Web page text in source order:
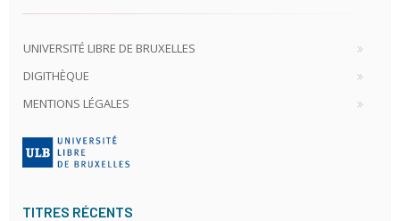
UNIVERSITÉ LIBRE DE BRUXELLES
DIGITHÈQUE
MENTIONS LÉGALES
TITRES RÉCENTS